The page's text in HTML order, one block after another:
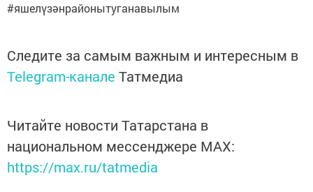
#яшелүзәнрайонытуганавылым
Следите за самым важным и интересным в
Telegram-канале Татмедиа
Читайте новости Татарстана в
национальном мессенджере MАХ:
https://max.ru/tatmedia